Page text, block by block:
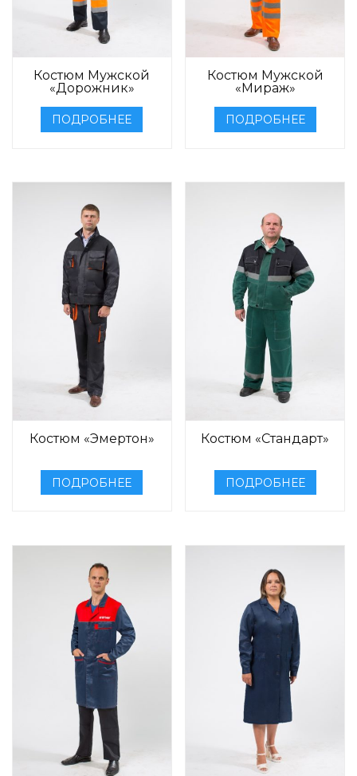
Костюм Мужской
«Дорожник»
ПОДРОБНЕЕ
Костюм Мужской
«Мираж»
ПОДРОБНЕЕ
Костюм «Эмертон»
ПОДРОБНЕЕ
Костюм «Стандарт»
ПОДРОБНЕЕ